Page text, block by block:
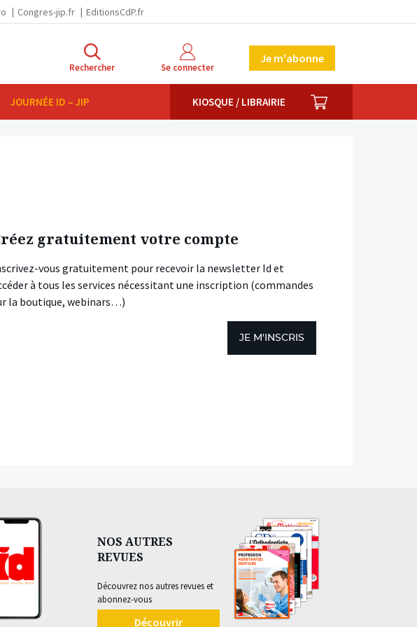
Congres-jip.fr EditionsCdP.fr
Rechercher Se connecter
Je m'abonne
JOURNÉE ID – JIP KIOSQUE / LIBRAIRIE PANIER
gratuitement votre compte
vous gratuitement pour recevoir la newsletter Id et
à tous les services nécessitant une inscription (commandes
la boutique, webinars…)
JE M'INSCRIS
NOS AUTRES
REVUES
Découvrez nos autres revues et
abonnez-vous
Découvrir